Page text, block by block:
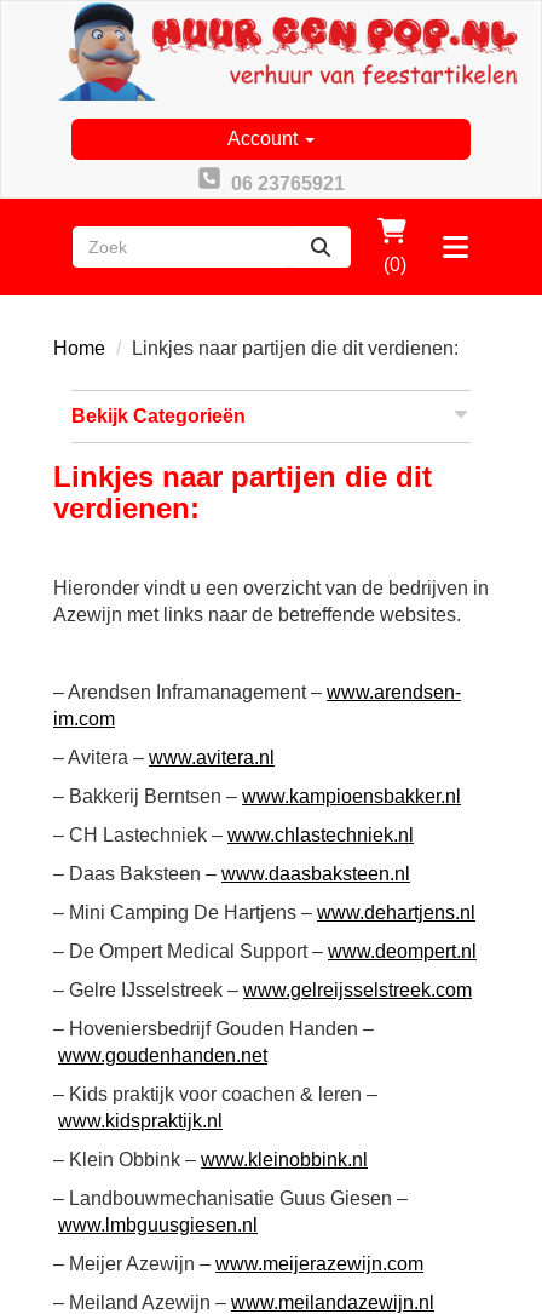
Account
06 23765921
zoeken (0)
Toggle
Home Linkjes naar partijen die dit verdienen:
Bekijk Categorieën
Linkjes naar partijen die dit
verdienen:
Hieronder vindt u een overzicht van de bedrijven in
Azewijn met links naar de betreffende websites.
– Arendsen Inframanagement – www.arendsen-
im.com
– Avitera – www.avitera.nl
– Bakkerij Berntsen – www.kampioensbakker.nl
– CH Lastechniek – www.chlastechniek.nl
– Daas Baksteen – www.daasbaksteen.nl
– Mini Camping De Hartjens – www.dehartjens.nl
– De Ompert Medical Support – www.deompert.nl
– Gelre IJsselstreek – www.gelreijsselstreek.com
– Hoveniersbedrijf Gouden Handen –
www.goudenhanden.net
– Kids praktijk voor coachen & leren –
www.kidspraktijk.nl
– Klein Obbink – www.kleinobbink.nl
– Landbouwmechanisatie Guus Giesen –
www.lmbguusgiesen.nl
– Meijer Azewijn – www.meijerazewijn.com
– Meiland Azewijn – www.meilandazewijn.nl